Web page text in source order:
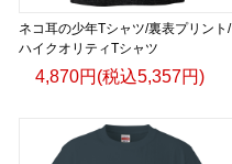
ネコ耳の少年Tシャツ/裏表プリント/
ハイクオリティTシャツ
4,870円(税込5,357円)